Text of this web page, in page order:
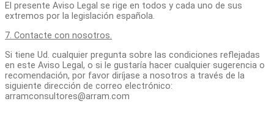
El presente Aviso Legal se rige en todos y cada uno de sus
extremos por la legislación española.
7. Contacte con nosotros.
Si tiene Ud. cualquier pregunta sobre las condiciones reflejadas
en este Aviso Legal, o si le gustaría hacer cualquier sugerencia o
recomendación, por favor diríjase a nosotros a través de la
siguiente dirección de correo electrónico:
arramconsultores@arram.com